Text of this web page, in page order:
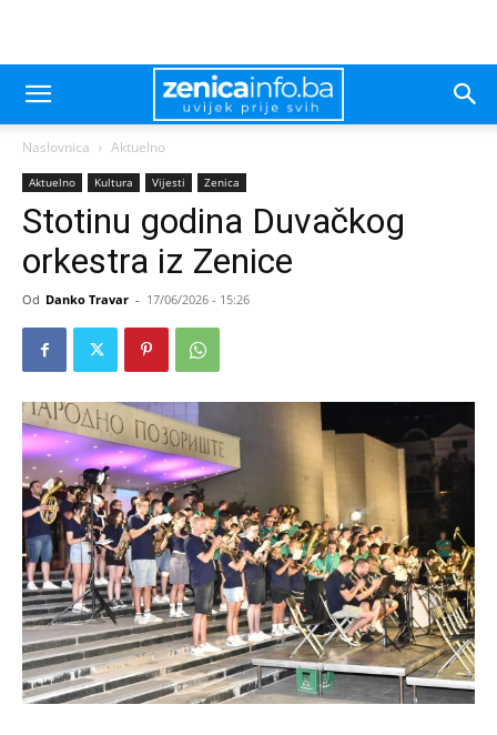
Naslovnica Aktuelno
Aktuelno Kultura Vijesti Zenica
Stotinu godina Duvačkog
orkestra iz Zenice
Od Danko Travar - 17/06/2026 - 15:26